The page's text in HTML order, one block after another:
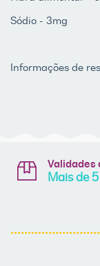
Sódio - 3mg
Informações de
Validades
Mais de